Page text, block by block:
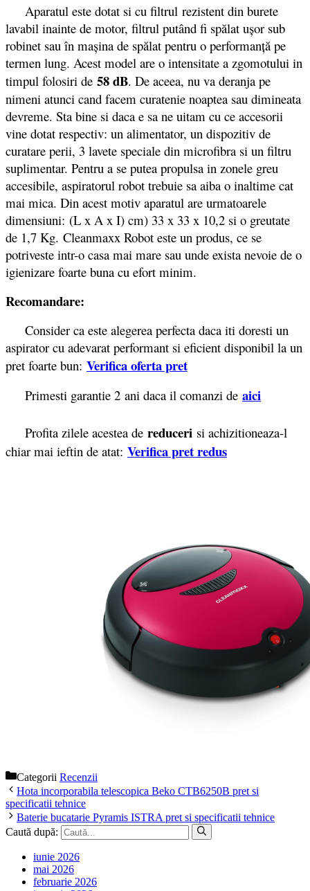
Aparatul este dotat si cu filtrul rezistent din burete
lavabil inainte de motor, filtrul putând fi spălat uşor sub
robinet sau în maşina de spălat pentru o performanţă pe
termen lung. Acest model are o intensitate a zgomotului in
timpul folosiri de 58 dB. De aceea, nu va deranja pe
nimeni atunci cand facem curatenie noaptea sau dimineata
devreme. Sta bine si daca e sa ne uitam cu ce accesorii
vine dotat respectiv: un alimentator, un dispozitiv de
curatare perii, 3 lavete speciale din microfibra si un filtru
suplimentar. Pentru a se putea propulsa in zonele greu
accesibile, aspiratorul robot trebuie sa aiba o inaltime cat
mai mica. Din acest motiv aparatul are urmatoarele
dimensiuni: (L x A x I) cm) 33 x 33 x 10,2 si o greutate
de 1,7 Kg. Cleanmaxx Robot este un produs, ce se
potriveste intr-o casa mai mare sau unde exista nevoie de o
igienizare foarte buna cu efort minim.
Recomandare:
Consider ca este alegerea perfecta daca iti doresti un
aspirator cu adevarat performant si eficient disponibil la un
pret foarte bun: Verifica oferta pret
Primesti garantie 2 ani daca il comanzi de aici
Profita zilele acestea de reduceri si achizitioneaza-l
chiar mai ieftin de atat: Verifica pret redus
Categorii Recenzii
Hota incorporabila telescopica Beko CTB6250B pret si
specificatii tehnice
Baterie bucatarie Pyramis ISTRA pret si specificatii tehnice
Caută după:
iunie 2026
mai 2026
februarie 2026